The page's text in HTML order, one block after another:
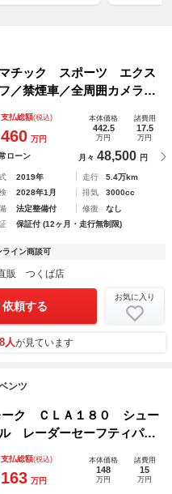
チック スポーツ エクス
／禁煙車／全周囲カメラ／
サウンド／アップルカープ
チックハイビーム／Ｂｌｕ
支払総額(税込)
460 万円
本体価格
442.5
万円
諸費用
17.5
万円
ローン 月々 48,500 円
2019年 走行
5.4万km
2028年1月 排気
3000cc
法定整備付 修復
なし
保証付 (12ヶ月・走行無制限)
ライン商談可
販 つくば店
頼する
お気に入り
人が見ています
ンツ
ーク ＣＬＡ１８０ シュー
レーダーセーフティパッ
フレザーシート シート
ーマンカードン 純正ナ
トランク
支払総額(税込)
163 万円
本体価格
148
万円
諸費用
15
万円